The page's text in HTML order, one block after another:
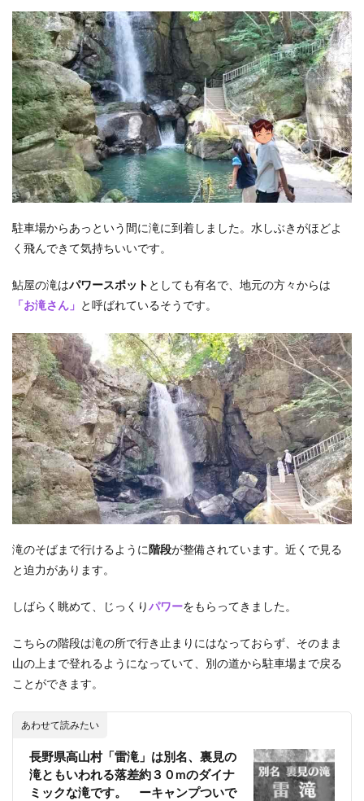
駐車場からあっという間に滝に到着しました。水しぶきがほどよ
く飛んできて気持ちいいです。
鮎屋の滝はパワースポット としても有名で、地元の方々からは
「お滝さん」
と呼ばれているそうです。
滝のそばまで行けるように 階段が整備されています。近くで見る
と迫力があります。
しばらく眺めて、じっくり パワーをもらってきました。
こちらの階段は滝の所で行き止まりにはなっておらず、そのまま
山の上まで登れるようになっていて、別の道から駐車場まで戻る
ことができます。
あわせて読みたい
長野県高山村「雷滝」は別名、裏見の
滝ともいわれる落差約３０mのダイナ
ミックな滝です。 ーキャンプついで